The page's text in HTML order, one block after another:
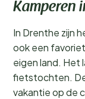
Kamperen
In Drenthe zijn
ook een
eigen land. Het
fietstochten.
vakantie op de